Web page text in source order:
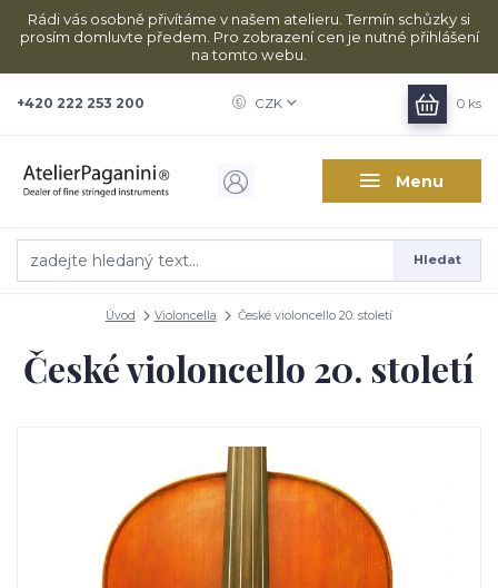
Rádi vás osobně přivítáme v našem atelieru. Termín schůzky si
prosím domluvte předem. Pro zobrazení cen je nutné přihlášení
na tomto webu.
Menu
CZK
Hledat
+420 222 253 200 0 ks
Úvod Violoncella České violoncello 20. století
České violoncello 20. století